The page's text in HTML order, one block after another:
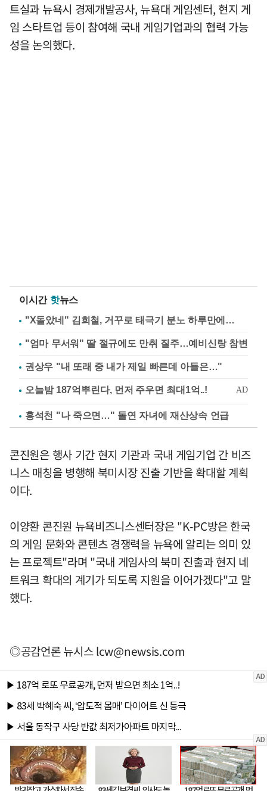
트실과 뉴욕시 경제개발공사, 뉴욕대 게임센터, 현지 게
임 스타트업 등이 참여해 국내 게임기업과의 협력 가능
성을 논의했다.
이시간 핫뉴스
"X돌았네" 김희철, 거꾸로 태극기 분노 하루만에…
"엄마 무서워" 딸 절규에도 만취 질주…예비신랑 참변
권상우 "내 또래 중 내가 제일 빠른데 아들은…"
홍석천 "나 죽으면…" 돌연 자녀에 재산상속 언급
콘진원은 행사 기간 현지 기관과 국내 게임기업 간 비즈
니스 매칭을 병행해 북미시장 진출 기반을 확대할 계획
이다.
이양환 콘진원 뉴욕비즈니스센터장은 "K-PC방은 한국
의 게임 문화와 콘텐츠 경쟁력을 뉴욕에 알리는 의미 있
는 프로젝트"라며 "국내 게임사의 북미 진출과 현지 네
트워크 확대의 계기가 되도록 지원을 이어가겠다"고 말
했다.
◎공감언론 뉴시스lcw@newsis.com